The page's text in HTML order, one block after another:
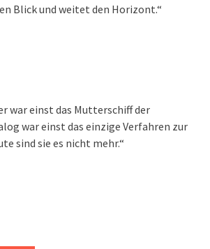
Blick und weitet den Horizont.“
war einst das Mutterschiff der
war einst das einzige Verfahren zur
sind sie es nicht mehr.“